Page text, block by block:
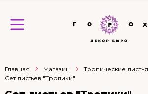
Главная Магазин
Тропические листья
Сет листьев "Тропики"